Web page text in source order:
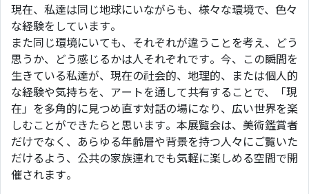
現在、私達は同じ地球にいながらも、様々な環境で、色々
な経験をしています。
また同じ環境にいても、それぞれが違うことを考え、どう
思うか、どう感じるかは人それぞれです。今、この瞬間を
生きている私達が、現在の社会的、地理的、または個人的
な経験や気持ちを、アートを通して共有することで、「現
在」を多角的に見つめ直す対話の場になり、広い世界を楽
しむことができたらと思います。本展覧会は、美術鑑賞者
だけでなく、あらゆる年齢層や背景を持つ人々にご覧いた
だけるよう、公共の家族連れでも気軽に楽しめる空間で開
催されます。